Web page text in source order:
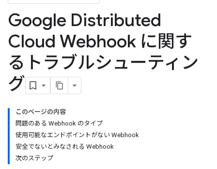
Google Distributed
Cloud Webhook に関す
るトラブルシューティン
グ
このページの内容
問題のある Webhook のタイプ
使用可能なエンドポイントがない Webhook
安全でないとみなされる Webhook
次のステップ